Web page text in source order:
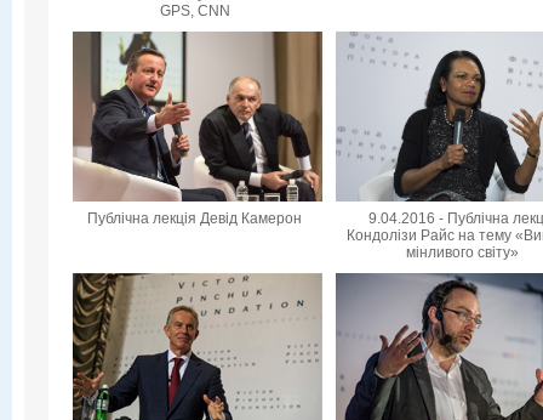
GPS, CNN
Публічна лекція Девід Камерон
9.04.2016 - Публічна
Кондолізи Райс на тему
мінливого світу»